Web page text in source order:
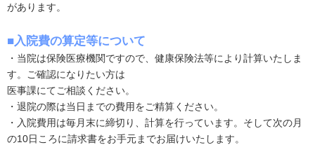
があります。
■入院費の算定等について
・当院は保険医療機関ですので、健康保険法等により計算いたしま
す。ご確認になりたい方は
医事課にてご相談ください。
・退院の際は当日までの費用をご精算ください。
・入院費用は毎月末に締切り、計算を行っています。そして次の月
の10日ころに請求書をお手元までお届けいたします。